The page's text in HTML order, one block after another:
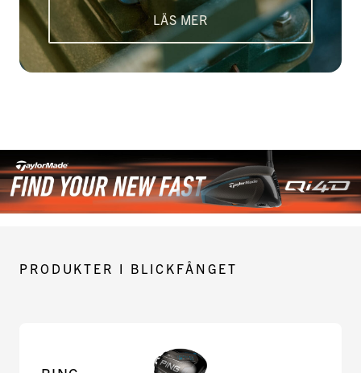
LÄS MER
PRODUKTER I BLICKFÅNGET